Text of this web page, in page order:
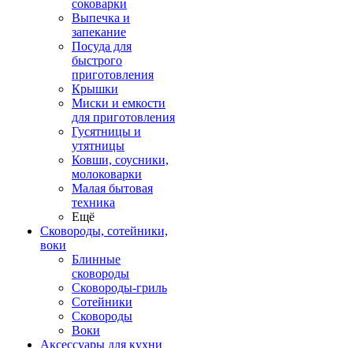
соковарки
Выпечка и
запекание
Посуда для
быстрого
приготовления
Крышки
Миски и емкости
для приготовления
Гусятницы и
утятницы
Ковши, соусники,
молоковарки
Малая бытовая
техника
Ещё
Сковороды, сотейники,
воки
Блинные
сковороды
Сковороды-гриль
Сотейники
Сковороды
Воки
Аксессуары для кухни